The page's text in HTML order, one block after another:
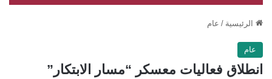
الرئيسية / عام
عام
انطلاق فعاليات معسكر “مسار الابتكار”